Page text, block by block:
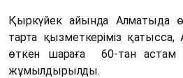
Қыркүйек айында Алматыда
тарта қызметкеріміз қатысса,
өткен шараға 60-тан астам
жұмылдырылды.